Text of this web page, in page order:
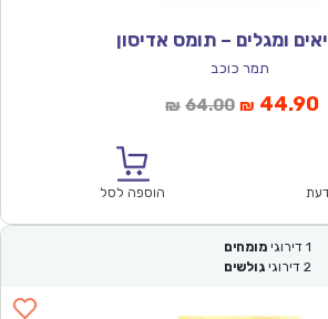
ומגלים – תומס אדיסון
תמר כוכב
₪ 64.00המחיר
₪64.00.
₪ 44.90
הוספה לסל
1 דירוגי מומחים
2 דירוגי גולשים